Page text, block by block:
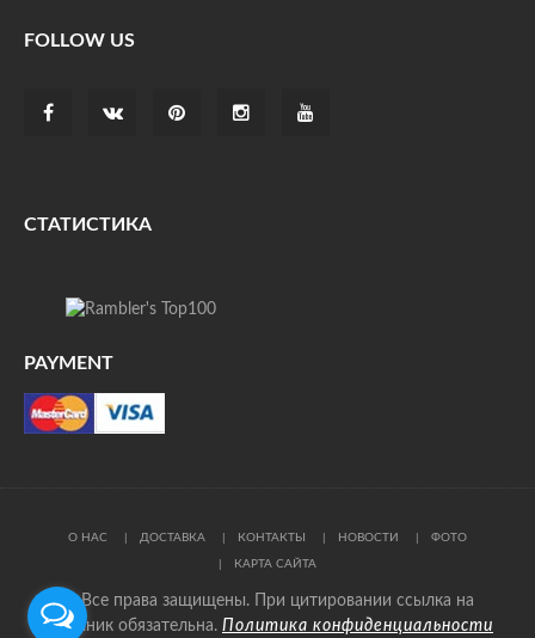
FOLLOW US
СТАТИСТИКА
PAYMENT
О НАС ДОСТАВКА КОНТАКТЫ НОВОСТИ ФОТО
КАРТА САЙТА
© Все права защищены. При цитировании ссылка на
источник обязательна. Политика конфиденциальности